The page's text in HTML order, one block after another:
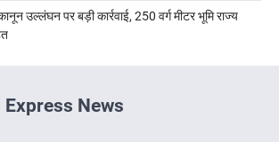
उल्लंघन पर बड़ी कार्रवाई, 250 वर्ग मीटर भूमि राज्य
News